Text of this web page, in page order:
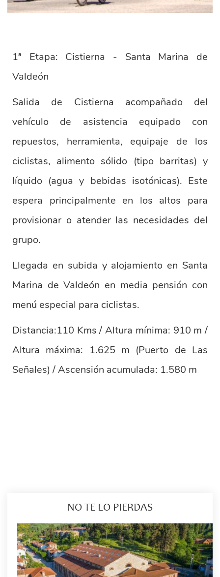
1ª Etapa: Cistierna - Santa Marina de
Valdeón
Salida de Cistierna acompañado del
vehículo de asistencia equipado con
repuestos, herramienta, equipaje de los
ciclistas, alimento sólido (tipo barritas) y
líquido (agua y bebidas isotónicas). Este
espera principalmente en los altos para
provisionar o atender las necesidades del
grupo.
Llegada en subida y alojamiento en Santa
Marina de Valdeón en media pensión con
menú especial para ciclistas.
Distancia:110 Kms / Altura mínima: 910 m /
Altura máxima: 1.625 m (Puerto de Las
Señales) / Ascensión acumulada: 1.580 m
NO TE LO PIERDAS